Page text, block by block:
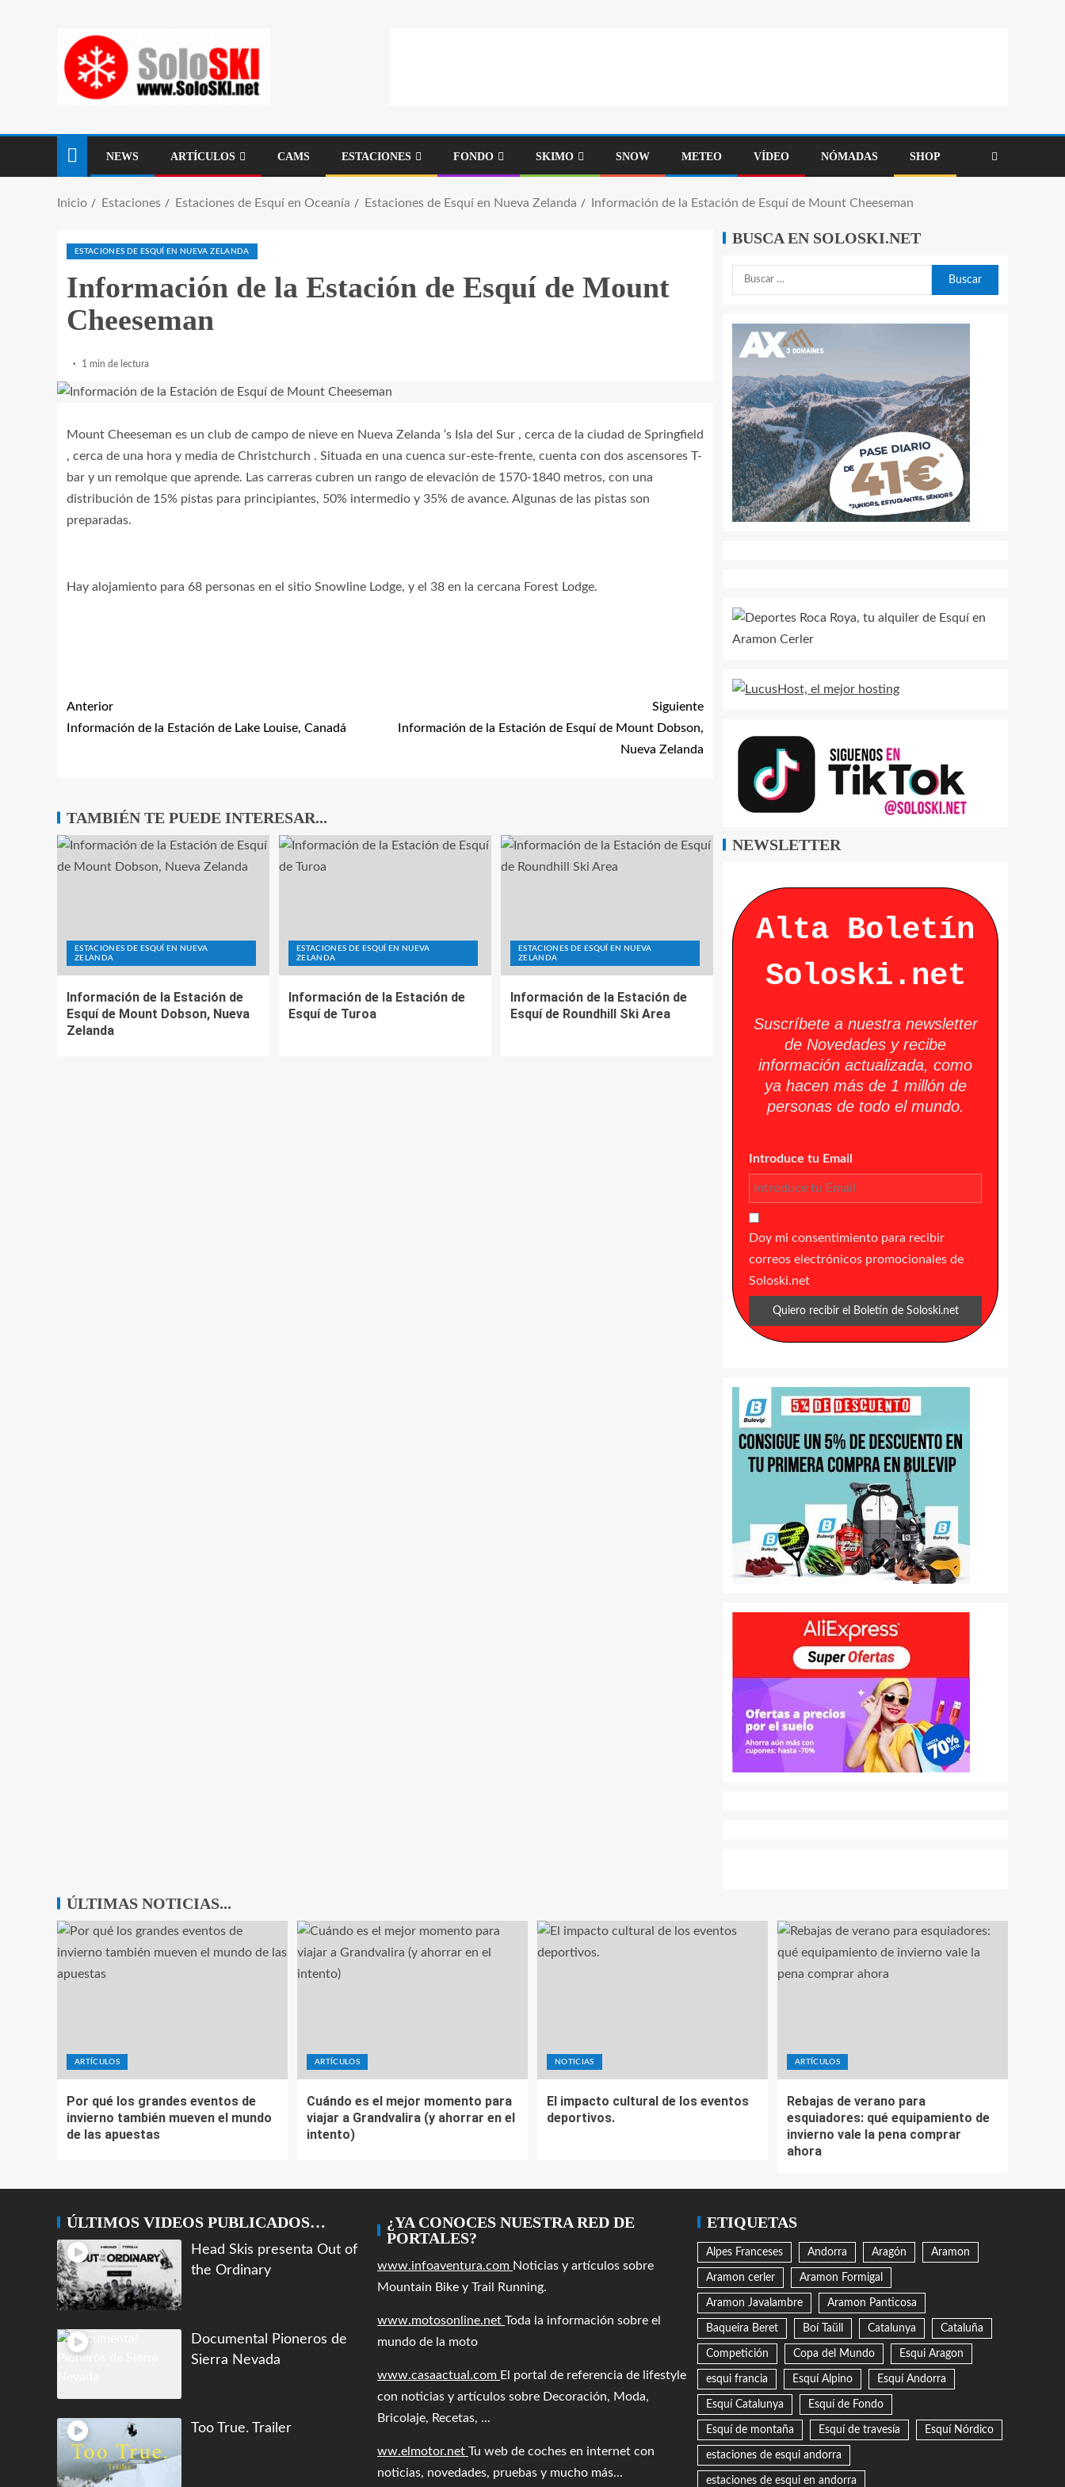
NEWS ARTÍCULOS CAMS ESTACIONES FONDO SKIMO SNOW METEO VÍDEO NÓMADAS SHOP
Inicio Estaciones Estaciones de Esquí en Oceanía Estaciones de Esquí en Nueva Zelanda Información de la Estación de Esquí de Mount Cheeseman
ESTACIONES DE ESQUÍ EN NUEVA ZELANDA
Información de la Estación de Esquí de Mount
Cheeseman
1 min de lectura
Mount Cheeseman es un club de campo de nieve en Nueva Zelanda ‘s Isla del Sur , cerca de la ciudad de Springfield
, cerca de una hora y media de Christchurch . Situada en una cuenca sur-este-frente, cuenta con dos ascensores T-
bar y un remolque que aprende. Las carreras cubren un rango de elevación de 1570-1840 metros, con una
distribución de 15% pistas para principiantes, 50% intermedio y 35% de avance. Algunas de las pistas son
preparadas.
Hay alojamiento para 68 personas en el sitio Snowline Lodge, y el 38 en la cercana Forest Lodge.
Anterior
Información de la Estación de Lake Louise, Canadá
Siguiente
Información de la Estación de Esquí de Mount Dobson,
Nueva Zelanda
TAMBIÉN TE PUEDE INTERESAR...
ESTACIONES DE ESQUÍ EN NUEVA
ZELANDA
Información de la Estación de
Esquí de Mount Dobson, Nueva
Zelanda
ESTACIONES DE ESQUÍ EN NUEVA
ZELANDA
Información de la Estación de
Esquí de Turoa
ESTACIONES DE ESQUÍ EN NUEVA
ZELANDA
Información de la Estación de
Esquí de Roundhill Ski Area
BUSCA EN SOLOSKI.NET
NEWSLETTER
Alta Boletín
Soloski.net
Suscríbete a nuestra newsletter
de Novedades y recibe
información actualizada, como
ya hacen más de 1 millón de
personas de todo el mundo.
Introduce tu Email
Doy mi consentimiento para recibir
correos electrónicos promocionales de
Soloski.net
ÚLTIMAS NOTICIAS...
ARTÍCULOS
Por qué los grandes eventos de
invierno también mueven el mundo
de las apuestas
ARTÍCULOS
Cuándo es el mejor momento para
viajar a Grandvalira (y ahorrar en el
intento)
NOTICIAS
El impacto cultural de los eventos
deportivos.
ARTÍCULOS
Rebajas de verano para
esquiadores: qué equipamiento de
invierno vale la pena comprar
ahora
ÚLTIMOS VIDEOS PUBLICADOS…
Head Skis presenta Out of
the Ordinary
Documental Pioneros de
Sierra Nevada
Too True. Trailer
¿YA CONOCES NUESTRA RED DE
PORTALES?
www.infoaventura.com Noticias y artículos sobre
Mountain Bike y Trail Running.
www.motosonline.net Toda la información sobre el
mundo de la moto
www.casaactual.com El portal de referencia de lifestyle
con noticias y artículos sobre Decoración, Moda,
Bricolaje, Recetas, ...
ww.elmotor.net Tu web de coches en internet con
noticias, novedades, pruebas y mucho más...
ETIQUETAS
Alpes Franceses Andorra Aragón Aramon
Aramon cerler Aramon Formigal
Aramon Javalambre Aramon Panticosa
Baqueira Beret Boí Taüll Catalunya Cataluña
Competición Copa del Mundo Esqui Aragon
esqui francia Esquí Alpino Esquí Andorra
Esquí Catalunya Esquí de Fondo
Esquí de montaña Esquí de travesía Esquí Nórdico
estaciones de esqui andorra
estaciones de esqui en andorra